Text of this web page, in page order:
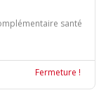
santé
Fermeture !